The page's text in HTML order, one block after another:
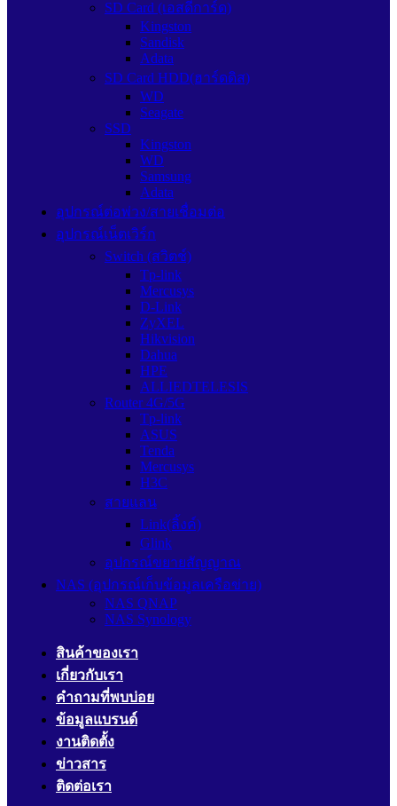
SD Card (เอสดีการ์ด)
Kingston
Sandisk
Adata
SD Card HDD(ฮาร์ดดิส)
WD
Seagate
SSD
Kingston
WD
Samsung
Adata
อุปกรณ์ต่อพ่วง/สายเชื่อมต่อ
อุปกรณ์เน็ตเวิร์ก
Switch (สวิตช์)
Tp-link
Mercusys
D-Link
ZyXEL
Hikvision
Dahua
HPE
ALLIEDTELESIS
Router 4G/5G
Tp-link
ASUS
Tenda
Mercusys
H3C
สายแลน
Link(ลิ้งค์)
Glink
อุปกรณ์ขยายสัญญาณ
NAS (อุปกรณ์เก็บข้อมูลเครือข่าย)
NAS QNAP
NAS Synology
สินค้าของเรา
เกี่ยวกับเรา
คำถามที่พบบ่อย
ข้อมูลแบรนด์
งานติดตั้ง
ข่าวสาร
ติดต่อเรา